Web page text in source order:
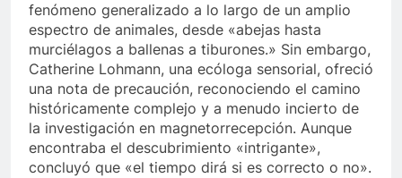
fenómeno generalizado a lo largo de un amplio
espectro de animales, desde «abejas hasta
murciélagos a ballenas a tiburones.» Sin embargo,
Catherine Lohmann, una ecóloga sensorial, ofreció
una nota de precaución, reconociendo el camino
históricamente complejo y a menudo incierto de
la investigación en magnetorrecepción. Aunque
encontraba el descubrimiento «intrigante»,
concluyó que «el tiempo dirá si es correcto o no».